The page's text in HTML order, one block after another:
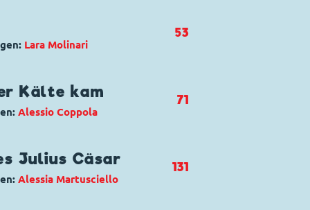
Lara Molinari
,Gustav Gans ,Tick, Trick und
53
Kälte kam
Alessio Coppola
Kuh ,Kommissar
71
Julius Cäsar
Alessia Martusciello
131